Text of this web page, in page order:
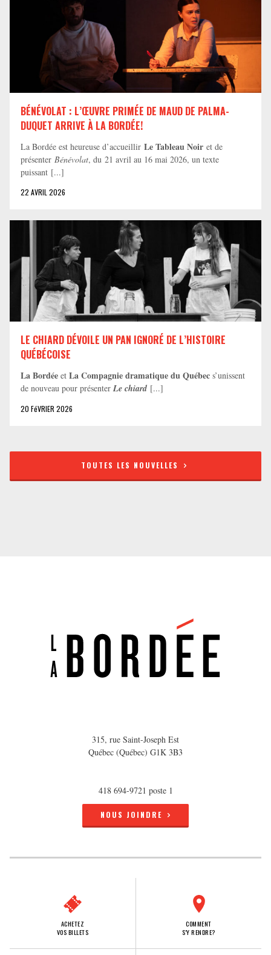
BÉNÉVOLAT : L’ŒUVRE PRIMÉE DE MAUD DE PALMA-
DUQUET ARRIVE À LA BORDÉE!
La Bordée est heureuse d’accueillir Le Tableau Noir et de
présenter Bénévolat, du 21 avril au 16 mai 2026, un texte
puissant [...]
22 AVRIL 2026
LE CHIARD DÉVOILE UN PAN IGNORÉ DE L’HISTOIRE
QUÉBÉCOISE
La Bordée et La Compagnie dramatique du Québec s’unissent
de nouveau pour présenter Le chiard [...]
20 FéVRIER 2026
TOUTES LES NOUVELLES
315, rue Saint-Joseph Est
Québec (Québec) G1K 3B3
418 694-9721 poste 1
NOUS JOINDRE
ACHETEZ
VOS BILLETS
COMMENT
S'Y RENDRE?